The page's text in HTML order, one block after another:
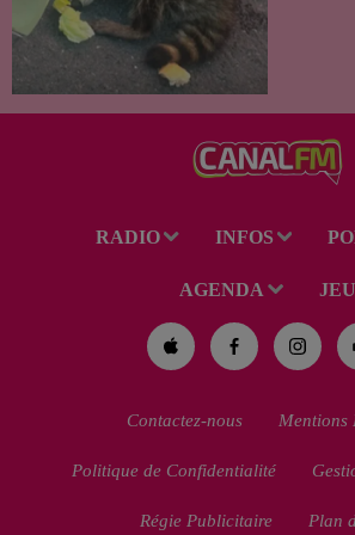
de lui
RADIO INFOS
AGENDA JEU
Contactez-nous Mentions
Politique de Confidentialité
Régie Publicitaire Plan